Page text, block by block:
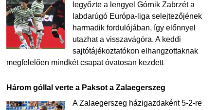
legyőzte a lengyel Górnik Zabrzét a
labdarúgó Európa-liga selejtezőjének
harmadik fordulójában, így előnnyel
utazhat a visszavágóra. A keddi
sajtótájékoztatókon elhangzottaknak
megfelelően mindkét csapat óvatosan kezdett
Három góllal verte a Paksot a Zalaegerszeg
A Zalaegerszeg házigazdaként 5-2-re